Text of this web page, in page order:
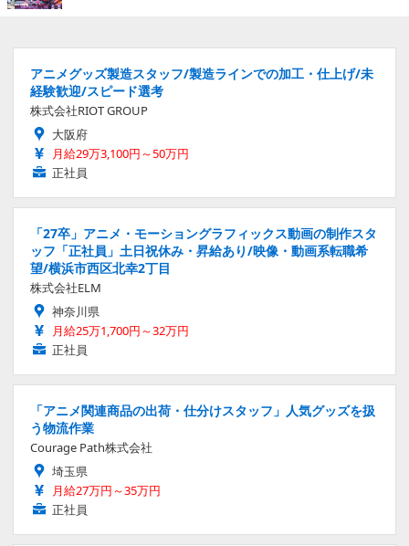
アニメグッズ製造スタッフ/製造ラインでの加工・仕上げ/未
経験歓迎/スピード選考
株式会社RIOT GROUP
大阪府
月給29万3,100円～50万円
正社員
「27卒」アニメ・モーショングラフィックス動画の制作スタ
ッフ「正社員」土日祝休み・昇給あり/映像・動画系転職希
望/横浜市西区北幸2丁目
株式会社ELM
神奈川県
月給25万1,700円～32万円
正社員
「アニメ関連商品の出荷・仕分けスタッフ」人気グッズを扱
う物流作業
Courage Path株式会社
埼玉県
月給27万円～35万円
正社員